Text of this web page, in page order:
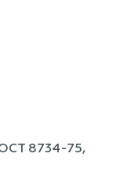
8734-75,